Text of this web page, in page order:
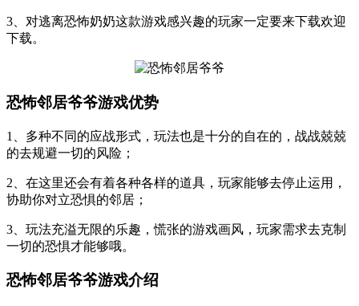
3、对逃离恐怖奶奶这款游戏感兴趣的玩家一定要来下载欢迎
下载。
恐怖邻居爷爷游戏优势
1、多种不同的应战形式，玩法也是十分的自在的，战战兢兢
的去规避一切的风险；
2、在这里还会有着各种各样的道具，玩家能够去停止运用，
协助你对立恐惧的邻居；
3、玩法充溢无限的乐趣，慌张的游戏画风，玩家需求去克制
一切的恐惧才能够哦。
恐怖邻居爷爷游戏介绍